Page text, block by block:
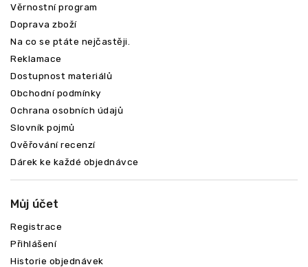
Věrnostní program
Doprava zboží
Na co se ptáte nejčastěji.
Reklamace
Dostupnost materiálů
Obchodní podmínky
Ochrana osobních údajů
Slovník pojmů
Ověřování recenzí
Dárek ke každé objednávce
Můj účet
Registrace
Přihlášení
Historie objednávek